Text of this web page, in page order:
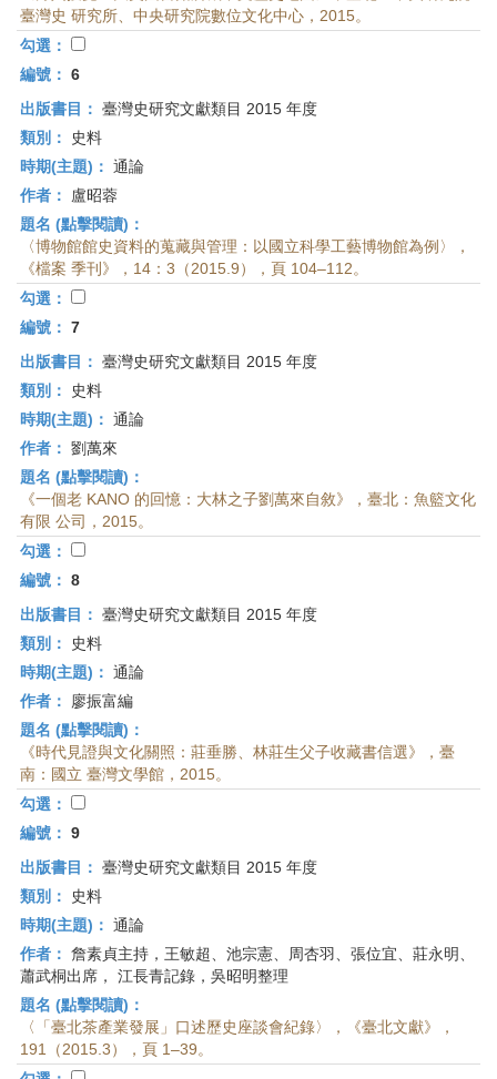
臺灣史 研究所、中央研究院數位文化中心，2015。
勾選：
編號： 6
出版書目： 臺灣史研究文獻類目 2015 年度
類別：
史料
時期(主題)： 通論
作者：
盧昭蓉
題名 (點擊閱讀)：
〈博物館館史資料的蒐藏與管理：以國立科學工藝博物館為例〉，
《檔案 季刊》，14：3（2015.9），頁 104–112。
勾選：
編號： 7
出版書目： 臺灣史研究文獻類目 2015 年度
類別：
史料
時期(主題)： 通論
作者： 劉萬來
題名 (點擊閱讀)：
《一個老 KANO 的回憶：大林之子劉萬來自敘》，臺北：魚籃文化
有限 公司，2015。
勾選：
編號： 8
出版書目： 臺灣史研究文獻類目 2015 年度
類別：
史料
時期(主題)： 通論
作者：
廖振富編
題名 (點擊閱讀)：
《時代見證與文化關照：莊垂勝、林莊生父子收藏書信選》，臺
南：國立 臺灣文學館，2015。
勾選：
編號： 9
出版書目： 臺灣史研究文獻類目 2015 年度
類別：
史料
時期(主題)： 通論
作者： 詹素貞主持，王敏超、池宗憲、周杏羽、張位宜、莊永明、
蕭武桐出席， 江長青記錄，吳昭明整理
題名 (點擊閱讀)：
〈「臺北茶產業發展」口述歷史座談會紀錄〉，《臺北文獻》，
191（2015.3），頁 1–39。